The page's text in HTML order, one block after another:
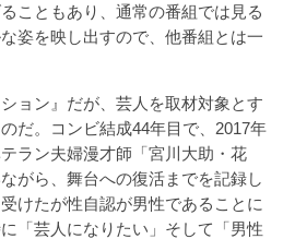
こともあり、通常の番組では見る
姿を映し出すので、他番組とは一
ョン』だが、芸人を取材対象とす
だ。コンビ結成44年目で、2017年
ラン夫婦漫才師「宮川大助・花
がら、舞台への復活までを記録し
けたが性自認が男性であることに
「芸人になりたい」そして「男性